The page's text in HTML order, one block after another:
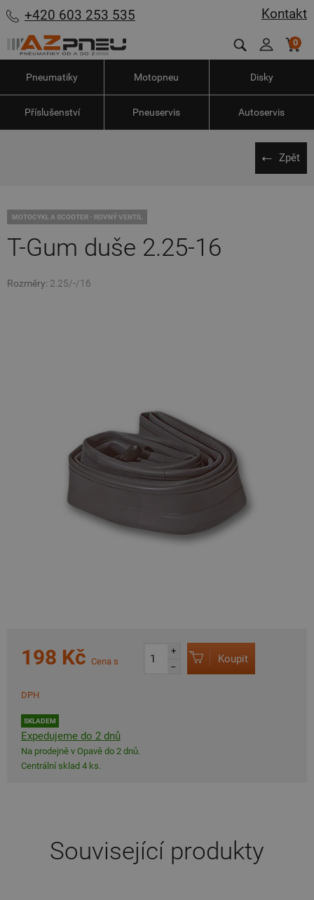
Kontakt
+420 603 253 535
0
Pneumatiky Motopneu Disky
Příslušenství Pneuservis Autoservis
Zpět
MOTOCYKL A SCOOTER - ROVNÝ VENTIL
T-Gum duše 2.25-16
Rozměry: 2.25/-/16
198 Kč Cena s
DPH
SKLADEM
Expedujeme do 2 dnů
Na prodejně v Opavě do 2 dnů.
Centrální sklad 4 ks.
+
–
Koupit
Související produkty